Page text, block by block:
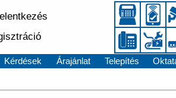
Kérdések Árajánlat Telepítés